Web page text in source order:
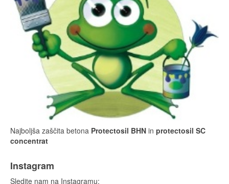
Najboljša zaščita betona Protectosil BHN in protectosil SC
concentrat
Instagram
Sledite nam na Instagramu: